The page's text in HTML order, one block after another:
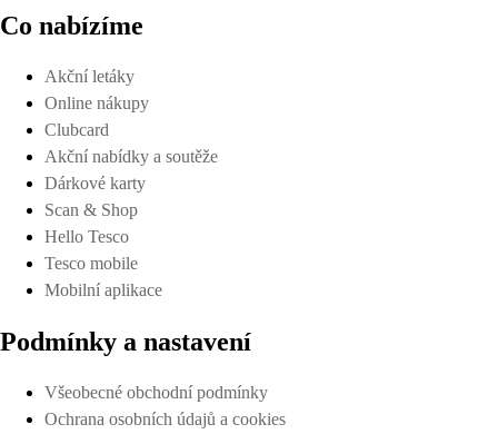
Co nabízíme
Akční letáky
Online nákupy
Clubcard
Akční nabídky a soutěže
Dárkové karty
Scan & Shop
Hello Tesco
Tesco mobile
Mobilní aplikace
Podmínky a nastavení
Všeobecné obchodní podmínky
Ochrana osobních údajů a cookies